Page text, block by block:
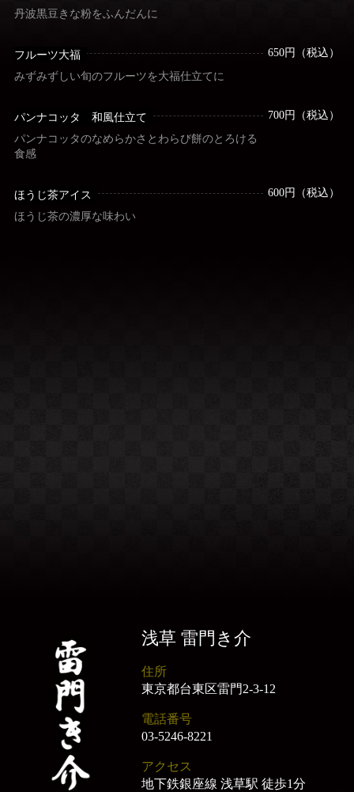
丹波黒豆きな粉をふんだんに
フルーツ大福
みずみずしい旬のフルーツを大福仕立てに
650円（税込）
パンナコッタ 和風仕立て
パンナコッタのなめらかさとわらび餅のとろける
食感
700円（税込）
ほうじ茶アイス
ほうじ茶の濃厚な味わい
600円（税込）
浅草 雷門き介
住所
東京都台東区雷門2-3-12
電話番号
03-5246-8221
アクセス
地下鉄銀座線 浅草駅 徒歩1分